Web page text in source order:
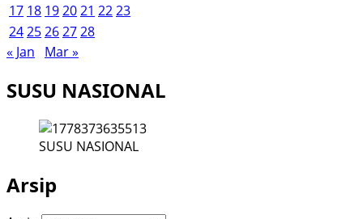
17 18 192021 2223
2425262728
« Jan
Mar »
SUSU NASIONAL
SUSU NASIONAL
Arsip